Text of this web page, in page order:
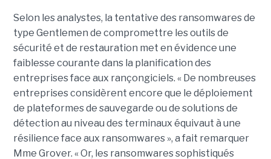
Selon les analystes, la tentative des ransomwares de
type Gentlemen de compromettre les outils de
sécurité et de restauration met en évidence une
faiblesse courante dans la planification des
entreprises face aux rançongiciels. « De nombreuses
entreprises considèrent encore que le déploiement
de plateformes de sauvegarde ou de solutions de
détection au niveau des terminaux équivaut à une
résilience face aux ransomwares », a fait remarquer
Mme Grover. « Or, les ransomwares sophistiqués